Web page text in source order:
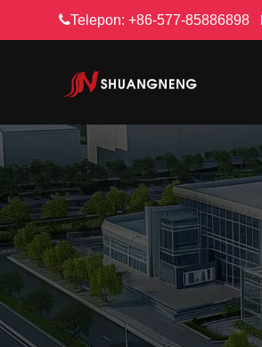
Telepon:+86-577-85886898